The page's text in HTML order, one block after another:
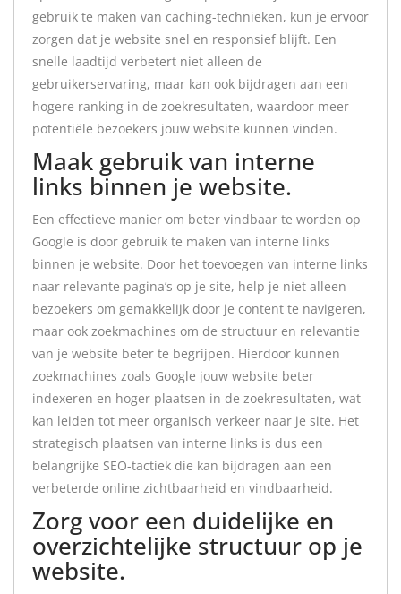
gebruik te maken van caching-technieken, kun je ervoor
zorgen dat je website snel en responsief blijft. Een
snelle laadtijd verbetert niet alleen de
gebruikerservaring, maar kan ook bijdragen aan een
hogere ranking in de zoekresultaten, waardoor meer
potentiële bezoekers jouw website kunnen vinden.
Maak gebruik van interne
links binnen je website.
Een effectieve manier om beter vindbaar te worden op
Google is door gebruik te maken van interne links
binnen je website. Door het toevoegen van interne links
naar relevante pagina’s op je site, help je niet alleen
bezoekers om gemakkelijk door je content te navigeren,
maar ook zoekmachines om de structuur en relevantie
van je website beter te begrijpen. Hierdoor kunnen
zoekmachines zoals Google jouw website beter
indexeren en hoger plaatsen in de zoekresultaten, wat
kan leiden tot meer organisch verkeer naar je site. Het
strategisch plaatsen van interne links is dus een
belangrijke SEO-tactiek die kan bijdragen aan een
verbeterde online zichtbaarheid en vindbaarheid.
Zorg voor een duidelijke en
overzichtelijke structuur op je
website.